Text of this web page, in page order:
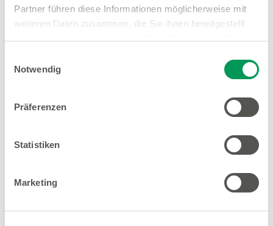
Partner führen diese Informationen möglicherweise mit
weiteren Daten zusammen, die Sie ihnen bereitgestellt
Notwendig
Präferenzen
Statistiken
Marketing